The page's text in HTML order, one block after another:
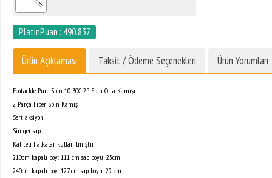
PlatinPuan : 490.837
Ürün Açıklaması Taksit / Ödeme Seçenekleri Ürün Yorumları
Ecotackle Pure Spin 10-30G 2P Spin Olta Kamışı
2 Parça Fiber Spin Kamış
Sert aksiyon
Sünger sap
Kaliteli halkalar kullanılmıştır.
210cm kapalı boy: 111 cm sap boyu: 25cm
240cm kapalı boy: 127 cm sap boyu: 29 cm